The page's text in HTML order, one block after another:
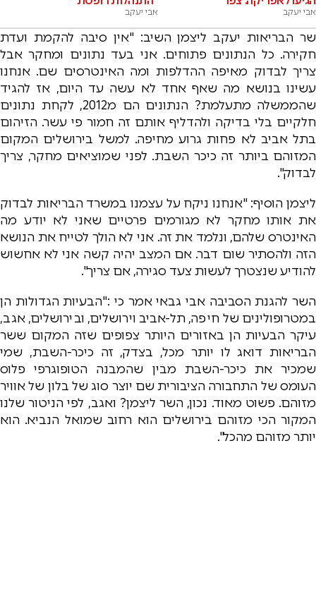
אבי יעקב אבי יעקב
שר הבריאות יעקב ליצמן השיב: "אין סיבה להקמת ועדת
חקירה. כל הנתונים פתוחים. אני בעד נתונים ומחקר אבל
צריך לבדוק מאיפה ההדלפות ומה האינטרסים שם. אנחנו
עשינו בנושא מה שאף אחד לא עשה עד היום, אז להגיד
שהממשלה מתעלמת? הנתונים הם מ2012, לקחת נתונים
חלקיים בלי בדיקה ולהדליף אותם זה חמור פי עשר. הזיהום
בתל אביב לא פחות גרוע מחיפה. למשל בירושלים המקום
המזוהם ביותר זה כיכר השבת. לפני שמוציאים מחקר, צריך
לבדוק".
ליצמן הוסיף: "אנחנו ניקח על עצמנו במשרד הבריאות לבדוק
את אותו מחקר לא מגורמים פרטיים שאני לא יודע מה
האינטרס שלהם, ונלמד את זה. אני לא הולך לטייח את הנושא
הזה ולהסתיר שום דבר. אם המצב יהיה קשה אני לא אחשוש
להודיע שנצטרך לעשות צעד סגירה, אם צריך".
השר להגנת הסביבה אבי גבאי אמר כי :"הבעיות הגדולות הן
במטרופולינים של חיפה, תל-אביב וירושלים, ובירושלים, אגב,
עיקר הבעיות הן באזורים היותר צפופים שזה המקום ששר
הבריאות דואג לו יותר מכל, בצדק, זה כיכר-השבת, שמי
שמכיר את כיכר-השבת מבין שהמבנה הטופוגרפי פלוס
העומס של התחבורה הציבורית שם יוצר סוג של בלון של אוויר
מזוהם. פשוט מאוד. נכון, השר ליצמן? ואגב, לפי הניטור שלנו
המקור הכי מזוהם בירושלים הוא רחוב שמואל הנביא. הוא
יותר מזוהם מהכל".